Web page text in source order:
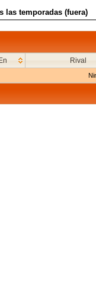
las temporadas (fuera)
En Rival